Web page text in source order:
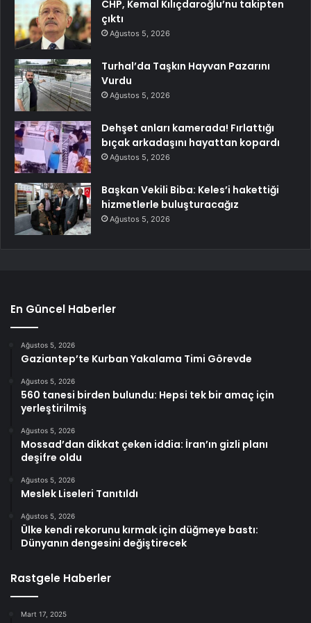
CHP, Kemal Kılıçdaroğlu’nu takipten
çıktı
Ağustos 5, 2026
Turhal’da Taşkın Hayvan Pazarını
Vurdu
Ağustos 5, 2026
Dehşet anları kamerada! Fırlattığı
bıçak arkadaşını hayattan kopardı
Ağustos 5, 2026
Başkan Vekili Biba: Keles’i hakettiği
hizmetlerle buluşturacağız
Ağustos 5, 2026
En Güncel Haberler
Ağustos 5, 2026
Gaziantep’te Kurban Yakalama Timi Görevde
Ağustos 5, 2026
560 tanesi birden bulundu: Hepsi tek bir amaç için
yerleştirilmiş
Ağustos 5, 2026
Mossad’dan dikkat çeken iddia: İran’ın gizli planı
deşifre oldu
Ağustos 5, 2026
Meslek Liseleri Tanıtıldı
Ağustos 5, 2026
Ülke kendi rekorunu kırmak için düğmeye bastı:
Dünyanın dengesini değiştirecek
Rastgele Haberler
Mart 17, 2025